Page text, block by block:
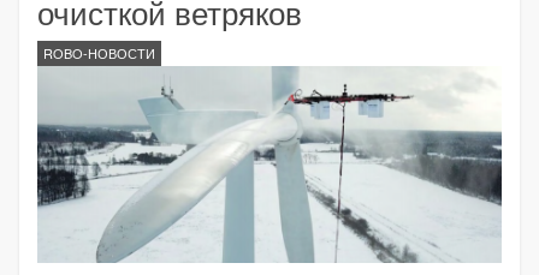
очисткой ветряков
ROBO-НОВОСТИ